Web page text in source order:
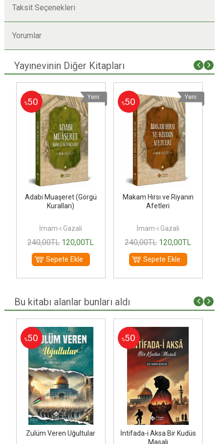
Taksit Seçenekleri
Yorumlar
Yayınevinin Diğer Kitapları
%50 Yeni
Adabı Muaşeret (Görgü
Kuralları)
İmam-ı Gazali
240,00TL 120,00TL
Sepete Ekle
%50 Yeni
Makam Hırsı ve Riyanın
Afetleri
İmam-ı Gazali
240,00TL 120,00TL
Sepete Ekle
Bu kitabı alanlar bunları aldı
%50
Zulüm Veren Uğultular
%50
İntifada-i Aksa Bir Kudüs
Masalı